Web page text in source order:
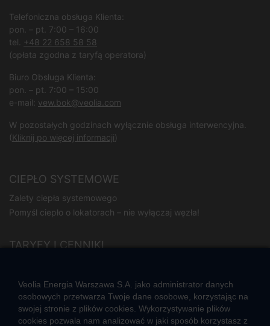
Telefoniczna obsługa Klienta:
pon. – pt. 7:00 – 16:00
tel. +48 22 658 58 58
(opłata zgodna z taryfą operatora)
Biuro Obsługa Klienta:
pon. – pt. 7:00 – 15:00
e-mail: vew.bok@veolia.com
W pozostałych godzinach wyłącznie obsługa interwencyjna.
(Kliknij po więcej informacji)
CIEPŁO SYSTEMOWE
Zalety ciepła systemowego
Pomyśl ciepło o lokatorach – nie wyłączaj węzła!
TARYFY I CENNIKI
JAK POWSTAJE CIEPŁO
Veolia Energia Warszawa S.A. jako administrator danych
osobowych przetwarza Twoje dane osobowe, korzystając na
swojej stronie z plików cookies. Wykorzystywanie plików
cookies pozwala nam analizować w jaki sposób korzystasz z